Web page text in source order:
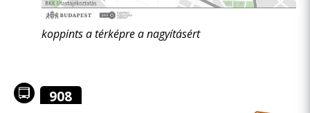
koppints a térképre a nagyításért
908